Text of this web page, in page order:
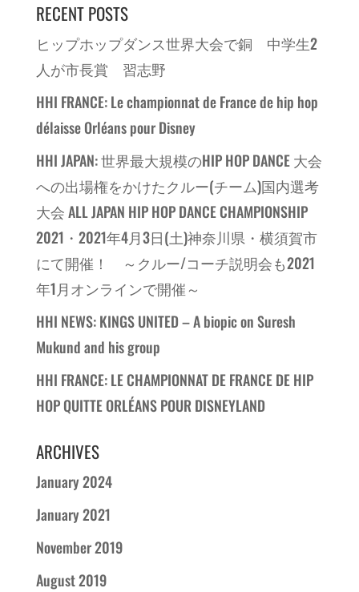
RECENT POSTS
ヒップホップダンス世界大会で銅 中学生2
人が市長賞 習志野
HHI FRANCE: Le championnat de France de hip hop
délaisse Orléans pour Disney
HHI JAPAN: 世界最大規模のHIP HOP DANCE 大会
への出場権をかけたクルー(チーム)国内選考
大会 ALL JAPAN HIP HOP DANCE CHAMPIONSHIP
2021・2021年4月3日(土)神奈川県・横須賀市
にて開催！ ～クルー/コーチ説明会も2021
年1月オンラインで開催～
HHI NEWS: KINGS UNITED – A biopic on Suresh
Mukund and his group
HHI FRANCE: LE CHAMPIONNAT DE FRANCE DE HIP
HOP QUITTE ORLÉANS POUR DISNEYLAND
ARCHIVES
January 2024
January 2021
November 2019
August 2019